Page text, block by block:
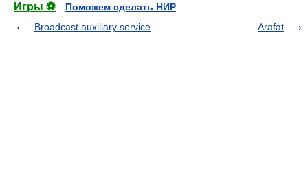
Игры ⚽
Поможем сделать НИР
Broadcast auxiliary service
Arafat